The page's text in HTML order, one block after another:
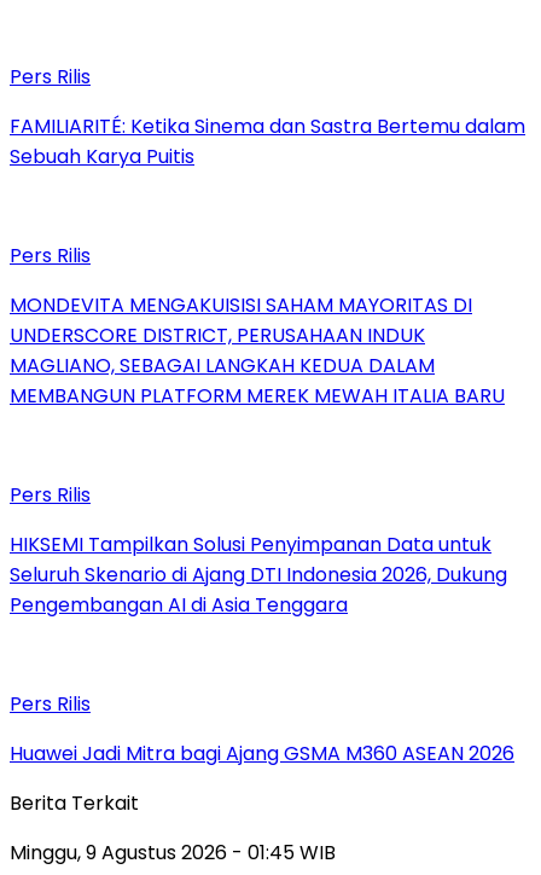
Pers Rilis
FAMILIARITÉ: Ketika Sinema dan Sastra Bertemu dalam
Sebuah Karya Puitis
Pers Rilis
MONDEVITA MENGAKUISISI SAHAM MAYORITAS DI
UNDERSCORE DISTRICT, PERUSAHAAN INDUK
MAGLIANO, SEBAGAI LANGKAH KEDUA DALAM
MEMBANGUN PLATFORM MEREK MEWAH ITALIA BARU
Pers Rilis
HIKSEMI Tampilkan Solusi Penyimpanan Data untuk
Seluruh Skenario di Ajang DTI Indonesia 2026, Dukung
Pengembangan AI di Asia Tenggara
Pers Rilis
Huawei Jadi Mitra bagi Ajang GSMA M360 ASEAN 2026
Berita Terkait
Minggu, 9 Agustus 2026 - 01:45 WIB